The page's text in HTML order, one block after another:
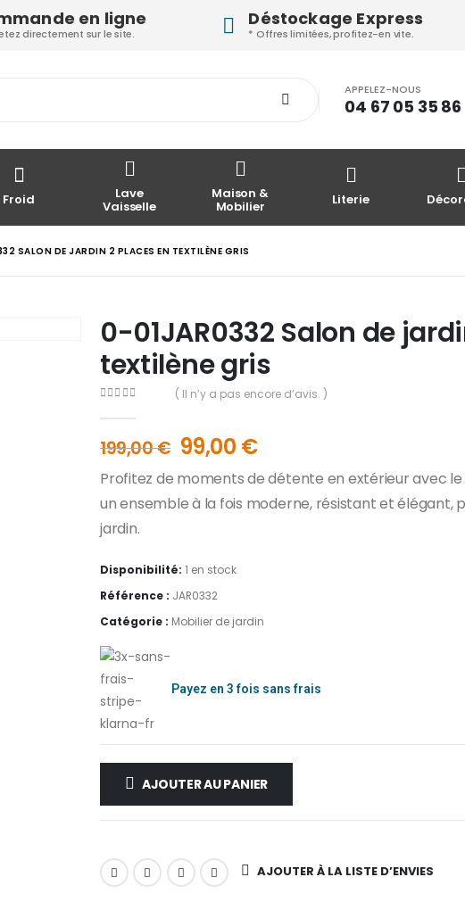
en ligne
directement sur le site.
Déstockage Express
* Offres limitées, profitez-en vite.
APPELEZ-NOUS
04 67 05 35 86
Froid Lave
Vaisselle
Maison &
Mobilier Literie
SALON DE JARDIN 2 PLACES EN TEXTILÈNE GRIS
0-01JAR0332 Salon de
textilène gris
( Il n’y a pas encore d’avis. )
199,00€ 99,00 €
Profitez de moments de détente en extérieur avec
un ensemble à la fois moderne, résistant et
jardin.
Disponibilité: 1 en stock
Référence : JAR0332
Catégorie : Mobilier de jardin
Payez en 3 fois sans frais
AJOUTER AU PANIER
AJOUTER À LA LISTE D’ENVIES